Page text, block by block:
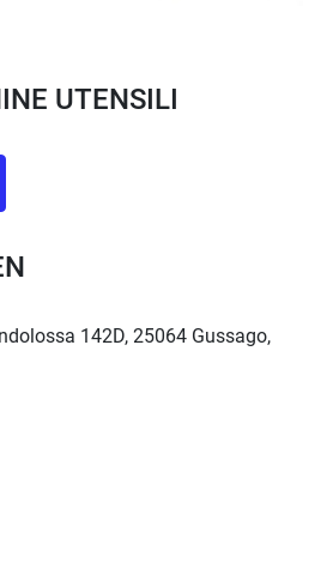
UTENSILI
142D, 25064 Gussago,